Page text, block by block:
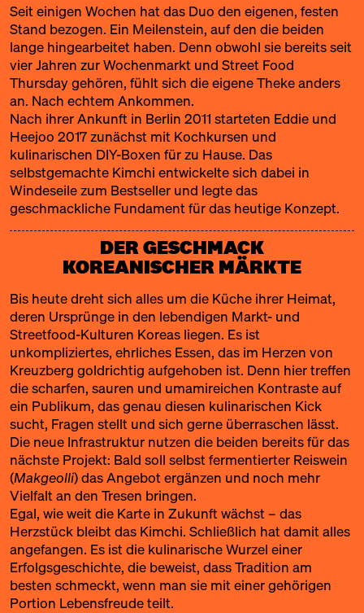
Seit einigen Wochen hat das Duo den eigenen, festen
Stand bezogen. Ein Meilenstein, auf den die beiden
lange hingearbeitet haben. Denn obwohl sie bereits seit
vier Jahren zur Wochenmarkt und Street Food
Thursday gehören, fühlt sich die eigene Theke anders
an. Nach echtem Ankommen.
Nach ihrer Ankunft in Berlin 2011 starteten Eddie und
Heejoo 2017 zunächst mit Kochkursen und
kulinarischen DIY-Boxen für zu Hause. Das
selbstgemachte Kimchi entwickelte sich dabei in
Windeseile zum Bestseller und legte das
geschmackliche Fundament für das heutige Konzept.
DER GESCHMACK
KOREANISCHER MÄRKTE
Bis heute dreht sich alles um die Küche ihrer Heimat,
deren Ursprünge in den lebendigen Markt- und
Streetfood-Kulturen Koreas liegen. Es ist
unkompliziertes, ehrliches Essen, das im Herzen von
Kreuzberg goldrichtig aufgehoben ist. Denn hier treffen
die scharfen, sauren und umamireichen Kontraste auf
ein Publikum, das genau diesen kulinarischen Kick
sucht, Fragen stellt und sich gerne überraschen lässt.
Die neue Infrastruktur nutzen die beiden bereits für das
nächste Projekt: Bald soll selbst fermentierter Reiswein
(Makgeolli) das Angebot ergänzen und noch mehr
Vielfalt an den Tresen bringen.
Egal, wie weit die Karte in Zukunft wächst – das
Herzstück bleibt das Kimchi. Schließlich hat damit alles
angefangen. Es ist die kulinarische Wurzel einer
Erfolgsgeschichte, die beweist, dass Tradition am
besten schmeckt, wenn man sie mit einer gehörigen
Portion Lebensfreude teilt.